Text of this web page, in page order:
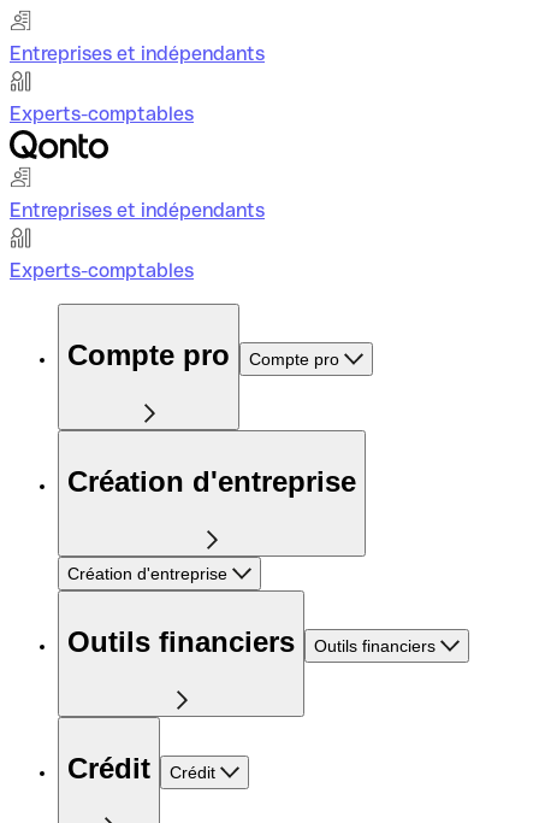
Entreprises et indépendants
Experts-comptables
Entreprises et indépendants
Experts-comptables
Compte pro Compte pro
Création d'entreprise
Création d'entreprise
Outils financiers Outils financiers
Crédit Crédit